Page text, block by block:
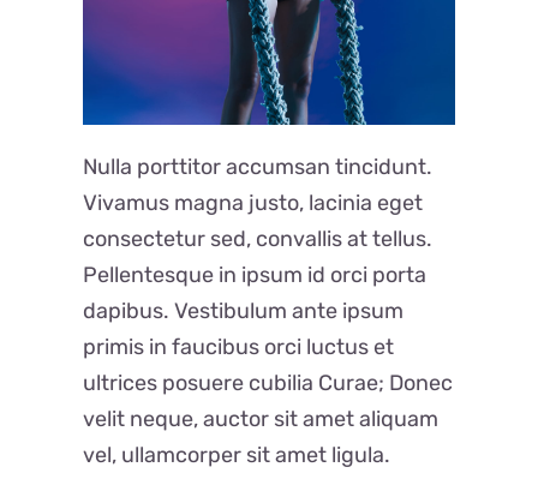
Nulla porttitor accumsan tincidunt.
Vivamus magna justo, lacinia eget
consectetur sed, convallis at tellus.
Pellentesque in ipsum id orci porta
dapibus. Vestibulum ante ipsum
primis in faucibus orci luctus et
ultrices posuere cubilia Curae; Donec
velit neque, auctor sit amet aliquam
vel, ullamcorper sit amet ligula.